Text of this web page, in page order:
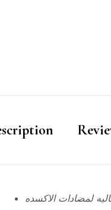
لمضادات الاكسده